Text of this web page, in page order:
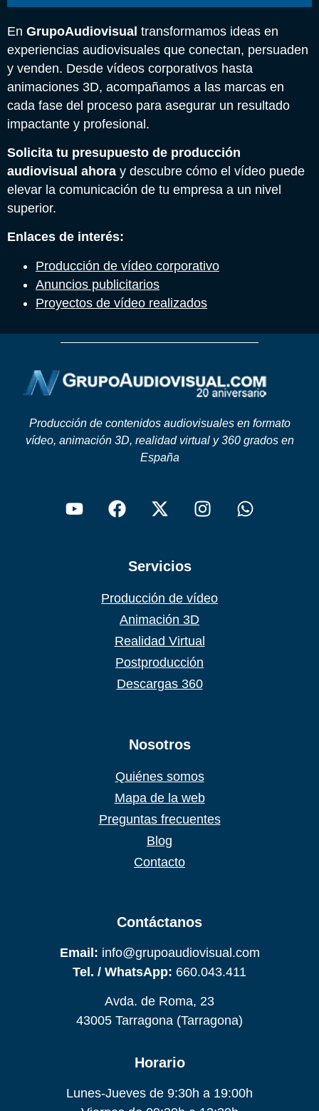
En GrupoAudiovisual transformamos ideas en
experiencias audiovisuales que conectan, persuaden
y venden. Desde vídeos corporativos hasta
animaciones 3D, acompañamos a las marcas en
cada fase del proceso para asegurar un resultado
impactante y profesional.
Solicita tu presupuesto de producción
audiovisual ahora y descubre cómo el vídeo puede
elevar la comunicación de tu empresa a un nivel
superior.
Enlaces de interés:
Producción de vídeo corporativo
Anuncios publicitarios
Proyectos de vídeo realizados
Producción de contenidos audiovisuales en formato
vídeo, animación 3D, realidad virtual y 360 grados en
España
Servicios
Producción de vídeo
Animación 3D
Realidad Virtual
Postproducción
Descargas 360
Nosotros
Quiénes somos
Mapa de la web
Preguntas frecuentes
Blog
Contacto
Contáctanos
Email: info@grupoaudiovisual.com
Tel. / WhatsApp: 660.043.411
Avda. de Roma, 23
43005 Tarragona (Tarragona)
Horario
Lunes-Jueves de 9:30h a 19:00h